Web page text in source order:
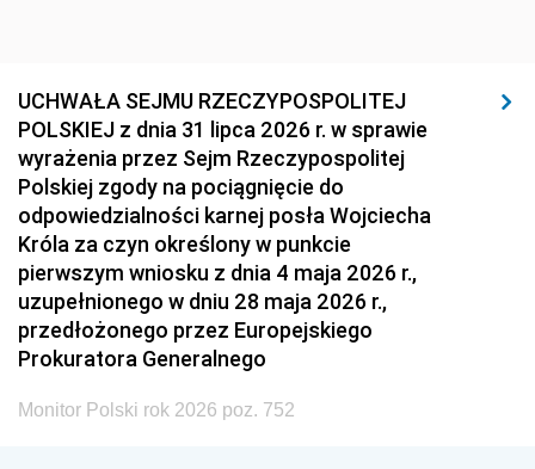
UCHWAŁA SEJMU RZECZYPOSPOLITEJ
POLSKIEJ z dnia 31 lipca 2026 r. w sprawie
wyrażenia przez Sejm Rzeczypospolitej
Polskiej zgody na pociągnięcie do
odpowiedzialności karnej posła Wojciecha
Króla za czyn określony w punkcie
pierwszym wniosku z dnia 4 maja 2026 r.,
uzupełnionego w dniu 28 maja 2026 r.,
przedłożonego przez Europejskiego
Prokuratora Generalnego
Monitor Polski rok 2026 poz. 752